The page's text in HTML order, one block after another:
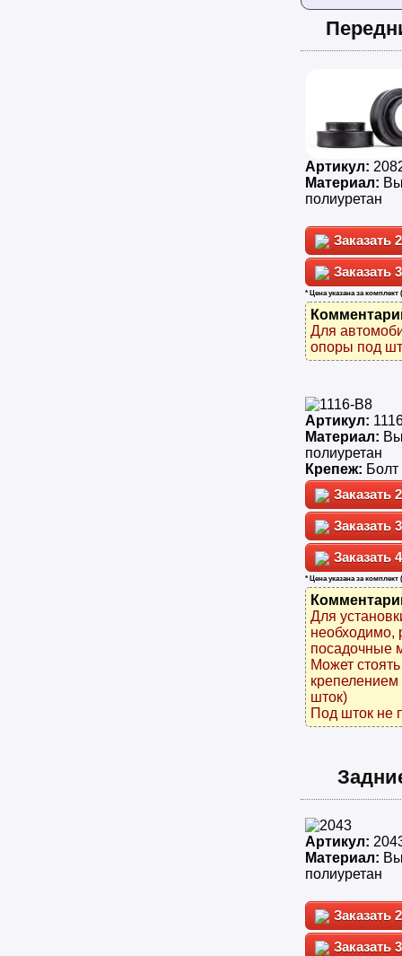
Артикул:
Материал:
полиуретан
* Цена указана за комплект
Для
опоры под
Артикул:
Материал:
полиуретан
Крепеж:
* Цена указана за
Для
необходимо,
посадочные
Может
крепелением
шток)
Под шток не
Артикул:
Материал:
полиуретан